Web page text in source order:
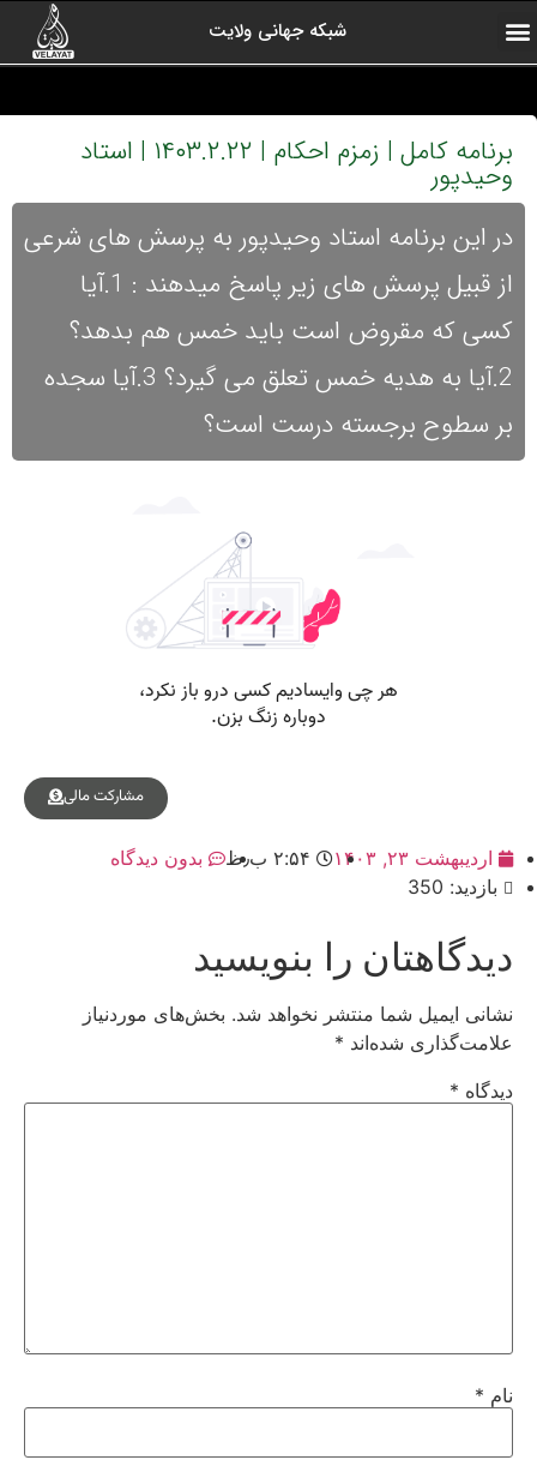
شبکه جهانی ولایت
برنامه کامل | زمزم احکام | ۱۴۰۳.۲.۲۲ | استاد
وحیدپور
در این برنامه استاد وحیدپور به پرسش های شرعی
از قبیل پرسش های زیر پاسخ میدهند : 1.آیا
کسی که مقروض است باید خمس هم بدهد؟
2.آیا به هدیه خمس تعلق می گیرد؟ 3.آیا سجده
بر سطوح برجسته درست است؟
مشارکت مالی
اردیبهشت ۲۳, ۱۴۰۳ ۲:۵۴ ب٫ظ
بدون دیدگاه
بازدید: 350
دیدگاهتان را بنویسید
نشانی ایمیل شما منتشر نخواهد شد. بخش‌های موردنیاز
علامت‌گذاری شده‌اند *
دیدگاه *
نام *